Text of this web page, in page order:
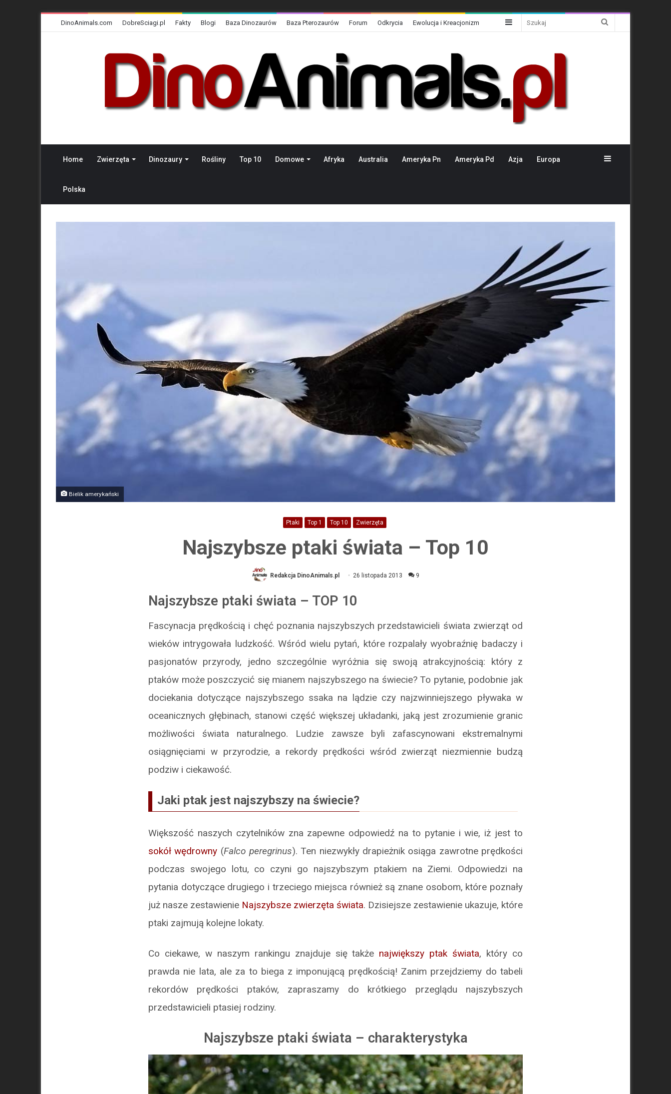
DinoAnimals.com DobreSciagi.pl Fakty Blogi Baza Dinozaurów Baza Pterozaurów Forum Odkrycia Ewolucja i Kreacjonizm Sidebar
Home Zwierzęta Dinozaury Rośliny Top 10 Domowe Afryka Australia Ameryka Pn Ameryka Pd Azja Europa
Polska
Sidebar
Bielik amerykański
Ptaki Top 1 Top 10 Zwierzęta
Najszybsze ptaki świata – Top 10
Redakcja DinoAnimals.pl 26 listopada 2013 9
Najszybsze ptaki świata – TOP 10
Fascynacja prędkością i chęć poznania najszybszych przedstawicieli świata zwierząt od
wieków intrygowała ludzkość. Wśród wielu pytań, które rozpalały wyobraźnię badaczy i
pasjonatów przyrody, jedno szczególnie wyróżnia się swoją atrakcyjnością: który z
ptaków może poszczycić się mianem najszybszego na świecie? To pytanie, podobnie jak
dociekania dotyczące najszybszego ssaka na lądzie czy najzwinniejszego pływaka w
oceanicznych głębinach, stanowi część większej układanki, jaką jest zrozumienie granic
możliwości świata naturalnego. Ludzie zawsze byli zafascynowani ekstremalnymi
osiągnięciami w przyrodzie, a rekordy prędkości wśród zwierząt niezmiennie budzą
podziw i ciekawość.
Jaki ptak jest najszybszy na świecie?
Większość naszych czytelników zna zapewne odpowiedź na to pytanie i wie, iż jest to
sokół wędrowny (Falco peregrinus). Ten niezwykły drapieżnik osiąga zawrotne prędkości
podczas swojego lotu, co czyni go najszybszym ptakiem na Ziemi. Odpowiedzi na
pytania dotyczące drugiego i trzeciego miejsca również są znane osobom, które poznały
już nasze zestawienie Najszybsze zwierzęta świata. Dzisiejsze zestawienie ukazuje, które
ptaki zajmują kolejne lokaty.
Co ciekawe, w naszym rankingu znajduje się także największy ptak świata, który co
prawda nie lata, ale za to biega z imponującą prędkością! Zanim przejdziemy do tabeli
rekordów prędkości ptaków, zapraszamy do krótkiego przeglądu najszybszych
przedstawicieli ptasiej rodziny.
Najszybsze ptaki świata – charakterystyka